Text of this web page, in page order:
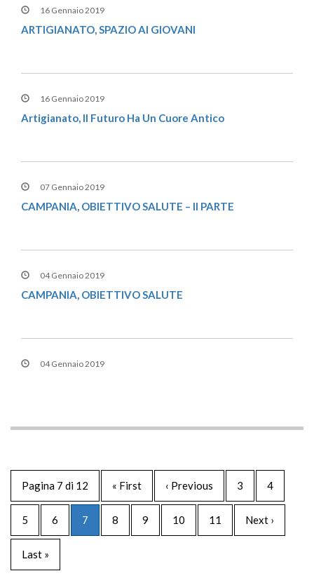
16 Gennaio 2019
ARTIGIANATO, SPAZIO AI GIOVANI
16 Gennaio 2019
Artigianato, Il Futuro Ha Un Cuore Antico
07 Gennaio 2019
CAMPANIA, OBIETTIVO SALUTE – II PARTE
04 Gennaio 2019
CAMPANIA, OBIETTIVO SALUTE
04 Gennaio 2019
Pagina 7 di 12 « First ‹ Previous 3 4
5 6 7 8 9 10 11 Next ›
Last »